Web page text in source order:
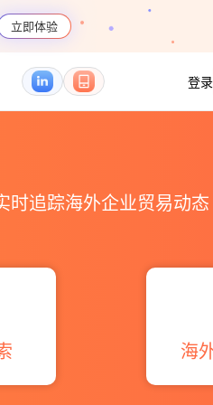
立即体验
登录
时追踪海外企业贸易动态
海